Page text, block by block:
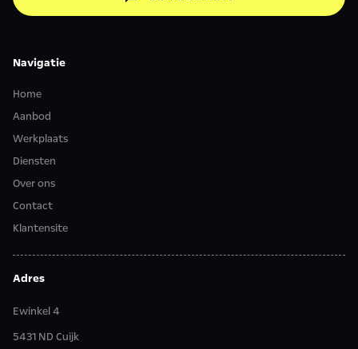
Navigatie
Home
Aanbod
Werkplaats
Diensten
Over ons
Contact
Klantensite
Adres
Ewinkel 4
5431 ND Cuijk